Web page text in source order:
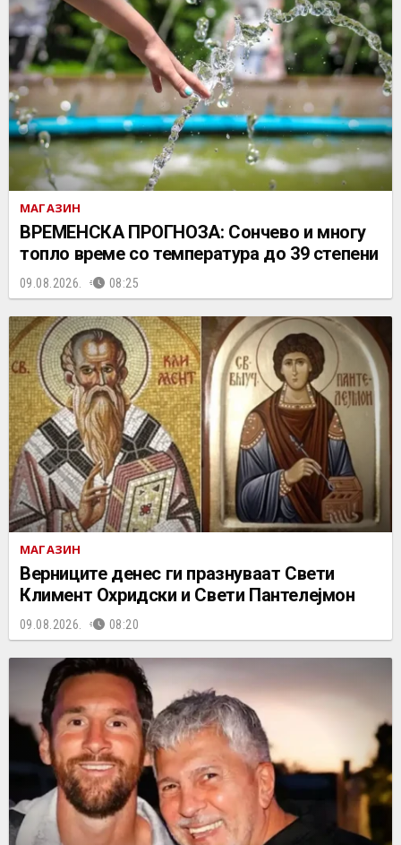
МАГАЗИН
ВРЕМЕНСКА ПРОГНОЗА: Сончево и многу
топло време со температура до 39 степени
09.08.2026. 08:25
МАГАЗИН
Верниците денес ги празнуваат Свети
Климент Охридски и Свети Пантелејмон
09.08.2026. 08:20